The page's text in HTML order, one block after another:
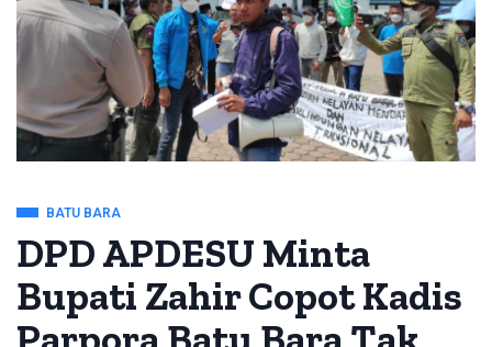
BATU BARA
DPD APDESU Minta
Bupati Zahir Copot Kadis